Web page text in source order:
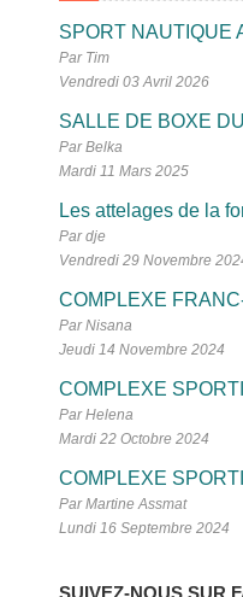
SPORT NAUTIQUE
Par Tim
Vendredi 03 Avril 2026
SALLE DE BOXE
Par Belka
Mardi 11 Mars 2025
Les attelages de la
Par dje
Vendredi 29 Novembre
COMPLEXE
Par Nisana
Jeudi 14 Novembre 2024
COMPLEXE
Par Helena
Mardi 22 Octobre 2024
COMPLEXE
Par Martine Assmat
Lundi 16 Septembre 2024